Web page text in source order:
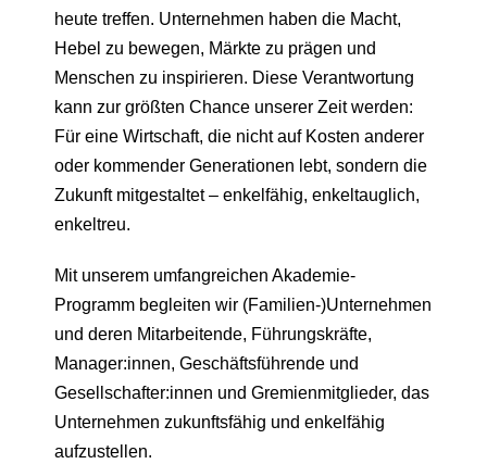
heute treffen. Unternehmen haben die Macht,
Hebel zu bewegen, Märkte zu prägen und
Menschen zu inspirieren. Diese Verantwortung
kann zur größten Chance unserer Zeit werden:
Für eine Wirtschaft, die nicht auf Kosten anderer
oder kommender Generationen lebt, sondern die
Zukunft mitgestaltet – enkelfähig, enkeltauglich,
enkeltreu.
Mit unserem umfangreichen Akademie-
Programm begleiten wir (Familien-)Unternehmen
und deren Mitarbeitende, Führungskräfte,
Manager:innen, Geschäftsführende und
Gesellschafter:innen und Gremienmitglieder, das
Unternehmen zukunftsfähig und enkelfähig
aufzustellen.